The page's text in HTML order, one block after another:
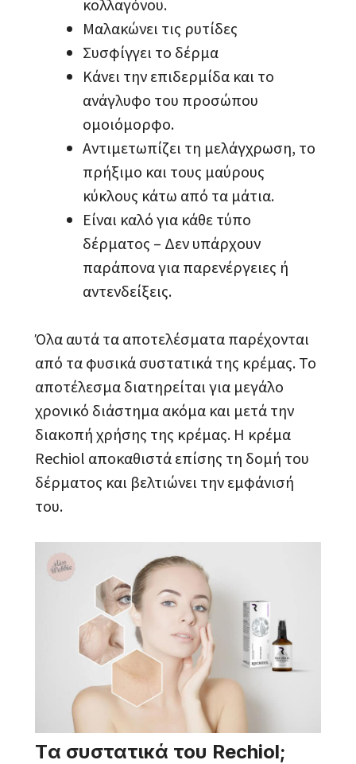
κολλαγόνου.
Μαλακώνει τις ρυτίδες
Συσφίγγει το δέρμα
Κάνει την επιδερμίδα και το
ανάγλυφο του προσώπου
ομοιόμορφο.
Αντιμετωπίζει τη μελάγχρωση, το
πρήξιμο και τους μαύρους
κύκλους κάτω από τα μάτια.
Είναι καλό για κάθε τύπο
δέρματος – Δεν υπάρχουν
παράπονα για παρενέργειες ή
αντενδείξεις.
Όλα αυτά τα αποτελέσματα παρέχονται
από τα φυσικά συστατικά της κρέμας. Το
αποτέλεσμα διατηρείται για μεγάλο
χρονικό διάστημα ακόμα και μετά την
διακοπή χρήσης της κρέμας. Η κρέμα
Rechiol αποκαθιστά επίσης τη δομή του
δέρματος και βελτιώνει την εμφάνισή
του.
Tα συστατικά του Rechiol;